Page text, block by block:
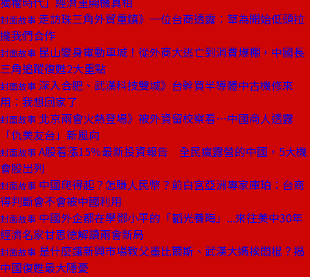
封面故事 走訪珠三角外貿重鎮》一位台商透露：華為開始低頭拉
攏我們合作
封面故事 昆山變身電動車城！從外商大逃亡到消費爆棚，中國長
三角追蹤復甦2大重點
封面故事 深入合肥、武漢科技雙城》台幹買半導體中古機修來
用：我想回家了
封面故事 北京兩會火熱登場》被外資留校察看⋯中國商人透露
「仇美友台」新風向
封面故事 A股看漲15％最新投資報告 全民瘋露營的中國，5大機
會股出列
封面故事 中國爬得起？怎賺人民幣？前白宮亞洲專家庫珀：台商
得判斷會不會被中國利用
封面故事 中國外企都在學鄧小平的「韜光養晦」...來往美中30年
經濟名家甘思德解讀兩會新局
封面故事 是什麼讓新興市場教父墨比爾斯、武漢大媽挨悶棍？揭
中國復甦最大隱憂